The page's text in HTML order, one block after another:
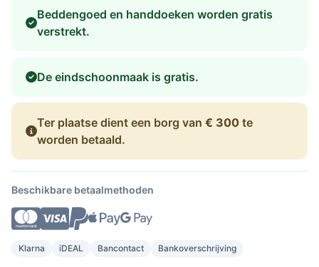
Beddengoed en handdoeken worden gratis
verstrekt.
De eindschoonmaak is gratis.
Ter plaatse dient een borg van € 300 te
worden betaald.
Beschikbare betaalmethoden
Klarna iDEAL Bancontact Bankoverschrijving